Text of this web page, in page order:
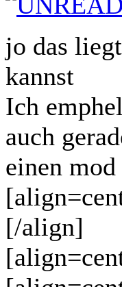
jo das
kannst
Ich
auch
einen
[/align]